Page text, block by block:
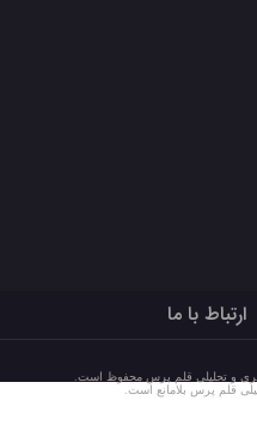
ارتباط با ما
و تحلیلی قلم پرس محفوظ است.
قلم پرس بلامانع است.